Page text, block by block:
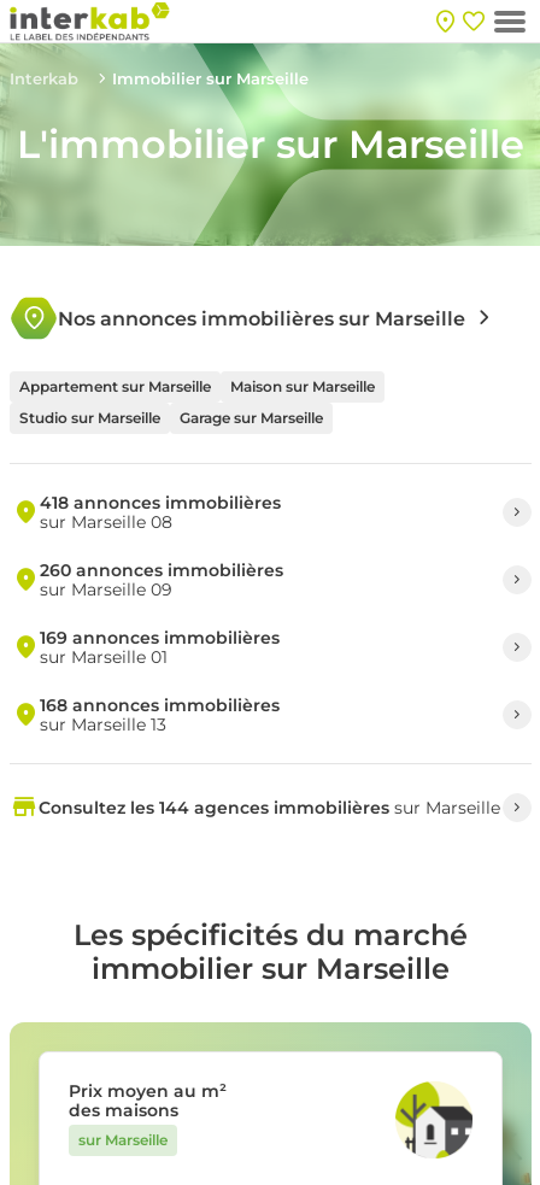
Interkab Immobilier sur Marseille
L'immobilier sur Marseille
Nos annonces immobilières sur Marseille
Appartement sur Marseille
Maison sur Marseille
Studio sur Marseille
Garage sur Marseille
418 annonces immobilières
sur Marseille 08
260 annonces immobilières
sur Marseille 09
169 annonces immobilières
sur Marseille 01
168 annonces immobilières
sur Marseille 13
Consultez les 144 agences immobilièressur Marseille
Les spécificités du marché
immobilier sur Marseille
Prix moyen au m²
des maisons
sur Marseille